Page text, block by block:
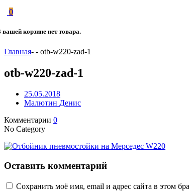
0
вашей корзине нет товара.
Главная- - otb-w220-zad-1
otb-w220-zad-1
25.05.2018
Малютин Денис
Комментарии 0
No Category
Оставить комментарий
Сохранить моё имя, email и адрес сайта в этом